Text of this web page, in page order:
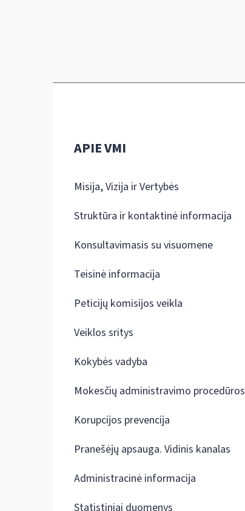
APIE VMI
Misija, Vizija ir Vertybės
Struktūra ir kontaktinė informacija
Konsultavimasis su visuomene
Teisinė informacija
Peticijų komisijos veikla
Veiklos sritys
Kokybės vadyba
Mokesčių administravimo procedūros
Korupcijos prevencija
Pranešėjų apsauga. Vidinis kanalas
Administracinė informacija
Statistiniai duomenys